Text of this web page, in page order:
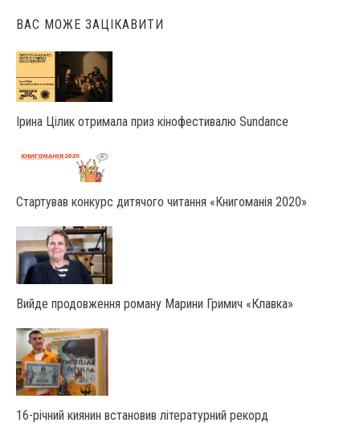
ВАС МОЖЕ ЗАЦІКАВИТИ
Ірина Цілик отримала приз кінофестивалю Sundance
Стартував конкурс дитячого читання «Книгоманія 2020»
Вийде продовження роману Марини Гримич «Клавка»
16-річний киянин встановив літературний рекорд